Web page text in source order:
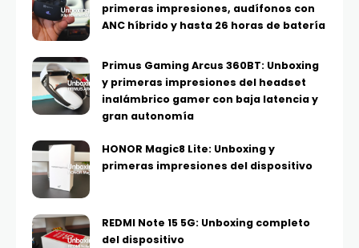
primeras impresiones, audífonos con
ANC híbrido y hasta 26 horas de batería
Primus Gaming Arcus 360BT: Unboxing
y primeras impresiones del headset
inalámbrico gamer con baja latencia y
gran autonomía
HONOR Magic8 Lite: Unboxing y
primeras impresiones del dispositivo
REDMI Note 15 5G: Unboxing completo
del dispositivo